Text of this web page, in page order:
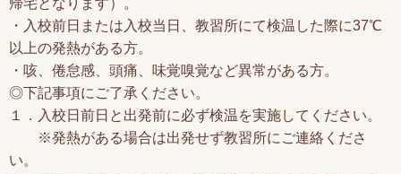
帰宅となります）。
・入校前日または入校当日、教習所にて検温した際に37℃
以上の発熱がある方。
・咳、倦怠感、頭痛、味覚嗅覚など異常がある方。
◎下記事項にご了承ください。
１．入校日前日と出発前に必ず検温を実施してください。
※発熱がある場合は出発せず教習所にご連絡くださ
い。